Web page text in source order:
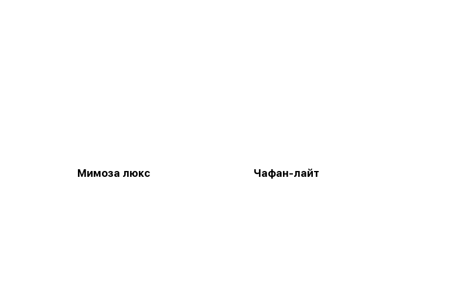
Мимоза люкс Чафан-лайт